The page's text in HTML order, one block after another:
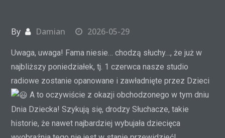
By Damian 2026-05-29
Uwaga, uwaga! Fama niesie… chodzą słuchy…, że już w
najbliższy poniedziałek, tj. 1 czerwca nasze studio
radiowe zostanie opanowane i zawładnięte przez Dzieci
A to oczywiście z okazji obchodzonego w tym dniu
Dnia Dziecka! Szykują się, drodzy Słuchacze, takie
historie, że nawet najbardziej wybujała dziecięca